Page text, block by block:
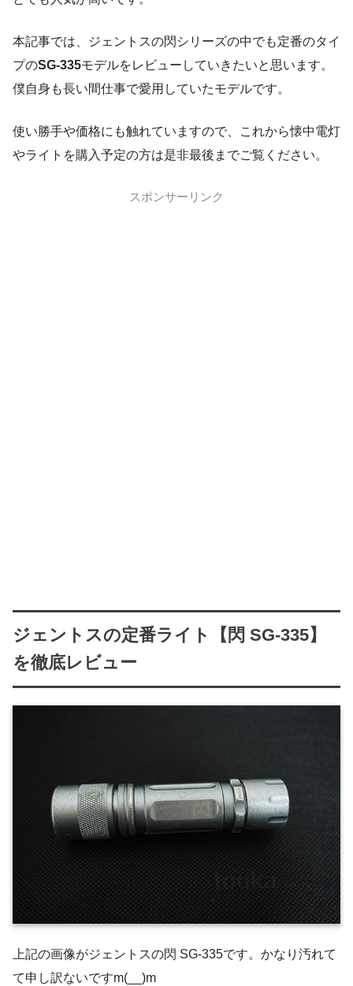
本記事では、ジェントスの閃シリーズの中でも定番のタイ
プのSG-335モデルをレビューしていきたいと思います。
僕自身も長い間仕事で愛用していたモデルです。
使い勝手や価格にも触れていますので、これから懐中電灯
やライトを購入予定の方は是非最後までご覧ください。
スポンサーリンク
ジェントスの定番ライト【閃 SG-335】
を徹底レビュー
上記の画像がジェントスの閃 SG-335です。かなり汚れて
て申し訳ないですm(__)m